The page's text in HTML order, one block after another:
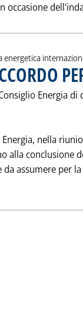
occasione
energetica
Energia di
nella
alla conclusione
da assumere per